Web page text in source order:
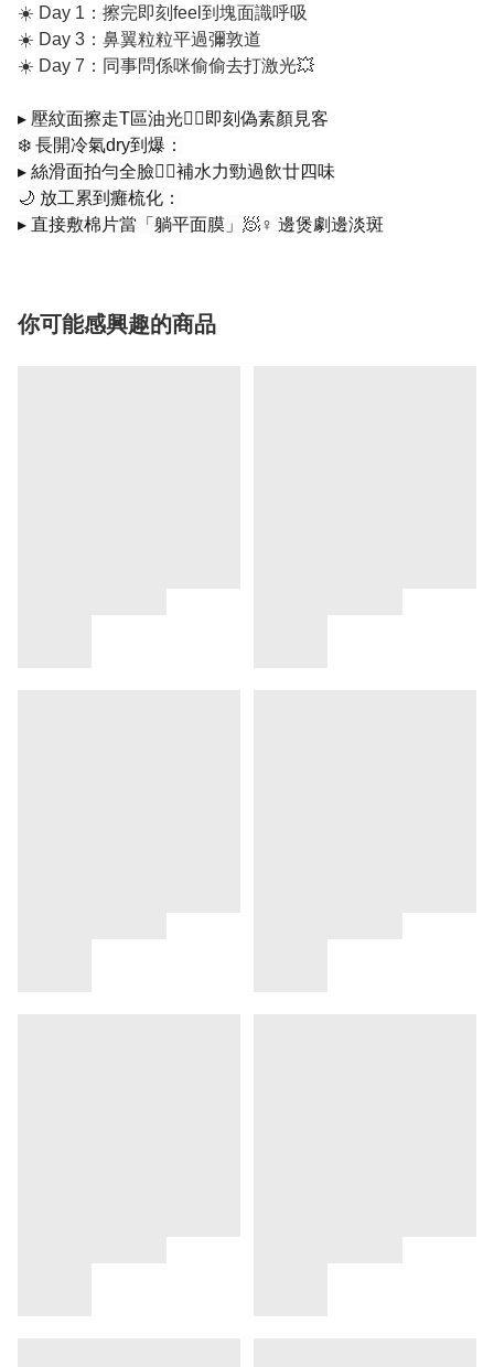
☀️ Day 1：擦完即刻feel到塊面識呼吸
☀️ Day 3：鼻翼粒粒平過彌敦道
☀️ Day 7：同事問係咪偷偷去打激光💥
▸ 壓紋面擦走T區油光👉🏻即刻偽素顏見客
❄️ 長開冷氣dry到爆：
▸ 絲滑面拍勻全臉👉🏻補水力勁過飲廿四味
🌙 放工累到癱梳化：
▸ 直接敷棉片當「躺平面膜」🧖♀️ 邊煲劇邊淡斑
你可能感興趣的商品